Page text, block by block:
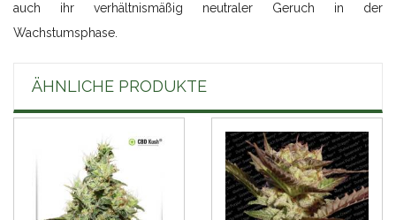
auch ihr verhältnismäßig neutraler Geruch in der
Wachstumsphase.
ÄHNLICHE PRODUKTE